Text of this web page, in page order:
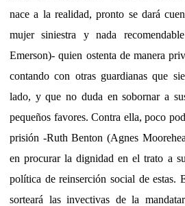
nace a la realidad, pronto se dará
mujer siniestra y nada
Emerson)- quien ostenta de manera
contando con otras guardianas que
lado, y que no duda en sobornar a
pequeños favores. Contra ella, poco
prisión -Ruth Benton (Agnes
en procurar la dignidad en el trato a
política de reinserción social de estas.
sorteará las invectivas de la